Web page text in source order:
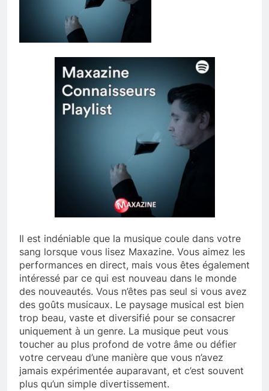
Il est indéniable que la musique coule dans votre
sang lorsque vous lisez Maxazine. Vous aimez les
performances en direct, mais vous êtes également
intéressé par ce qui est nouveau dans le monde
des nouveautés. Vous n’êtes pas seul si vous avez
des goûts musicaux. Le paysage musical est bien
trop beau, vaste et diversifié pour se consacrer
uniquement à un genre. La musique peut vous
toucher au plus profond de votre âme ou défier
votre cerveau d’une manière que vous n’avez
jamais expérimentée auparavant, et c’est souvent
plus qu’un simple divertissement.